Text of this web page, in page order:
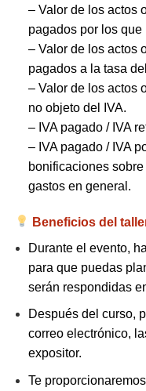
– Valor de los actos
pagados por los que
– Valor de los actos
pagados a la tasa
– Valor de los actos
no objeto del IVA.
– IVA pagado / IVA
– IVA pagado / IVA
bonificaciones
gastos en general.
Beneficios del
Durante el evento,
para que puedas
serán respondidas
Después del curso,
correo electrónico,
expositor.
Te